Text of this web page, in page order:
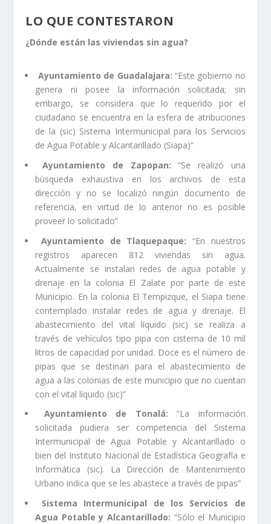
LO QUE CONTESTARON
¿Dónde están las viviendas sin agua?
Ayuntamiento de Guadalajara: “Este gobierno no
genera ni posee la información solicitada; sin
embargo, se considera que lo requerido por el
ciudadano se encuentra en la esfera de atribuciones
de la (sic) Sistema Intermunicipal para los Servicios
de Agua Potable y Alcantarillado (Siapa)”
Ayuntamiento de Zapopan: “Se realizó una
búsqueda exhaustiva en los archivos de esta
dirección y no se localizó ningún documento de
referencia, en virtud de lo anterior no es posible
proveer lo solicitado”
Ayuntamiento de Tlaquepaque: “En nuestros
registros aparecen 812 viviendas sin agua.
Actualmente se instalan redes de agua potable y
drenaje en la colonia El Zalate por parte de este
Municipio. En la colonia El Tempizque, el Siapa tiene
contemplado instalar redes de agua y drenaje. El
abastecimiento del vital líquido (sic) se realiza a
través de vehículos tipo pipa con cisterna de 10 mil
litros de capacidad por unidad. Doce es el número de
pipas que se destinan para el abastecimiento de
agua a las colonias de este municipio que no cuentan
con el vital líquido (sic)”
Ayuntamiento de Tonalá: “La información
solicitada pudiera ser competencia del Sistema
Intermunicipal de Agua Potable y Alcantarillado o
bien del Instituto Nacional de Estadística Geografía e
Informática (sic). La Dirección de Mantenimiento
Urbano indica que se les abastece a través de pipas”
Sistema Intermunicipal de los Servicios de
Agua Potable y Alcantarillado: “Sólo el Municipio